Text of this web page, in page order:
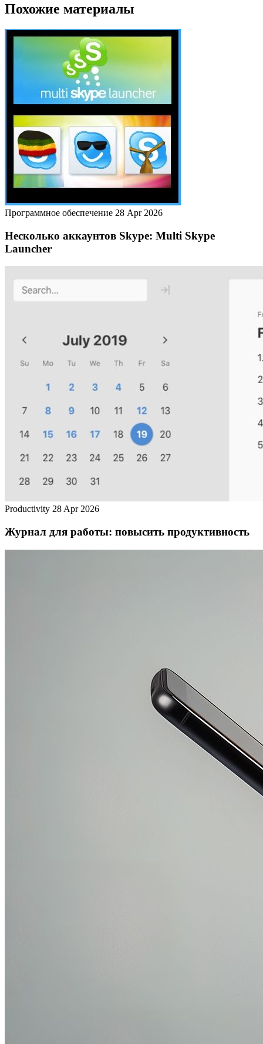
Похожие материалы
Программное обеспечение 28 Apr 2026
Несколько аккаунтов Skype: Multi Skype
Launcher
Productivity 28 Apr 2026
Журнал для работы: повысить продуктивность